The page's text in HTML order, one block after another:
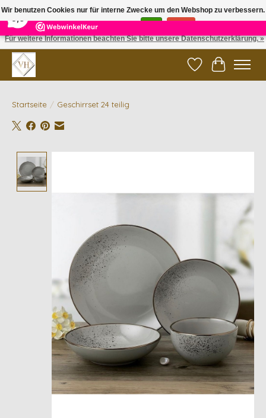
5 Reviews ×
✓ Gratis verzending vanaf €200 | ✓ 14 dagen retourneren
Wunschzettel
Ihr
Startseite / Geschirrset 24 teilig
Wir benutzen Cookies nur für interne Zwecke um den Webshop zu verbessern.
Ist das in Ordnung?
Für weitere Informationen beachten Sie bitte unsere Datenschutzerklärung. »